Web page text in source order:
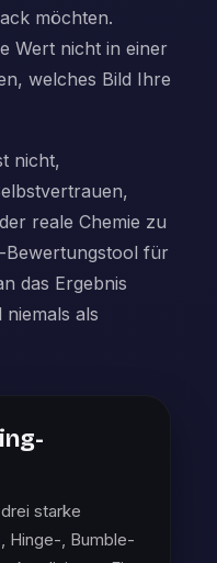
möchten.
Wert nicht in einer
welches Bild Ihre
nicht,
reale Chemie zu
Bewertungstool für
das Ergebnis
als
starke
Hinge-, Bumble-